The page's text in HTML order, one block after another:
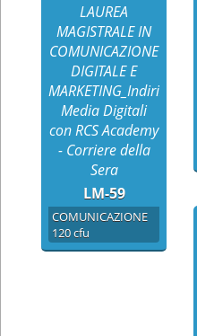
LAUREA
MAGISTRALE IN
COMUNICAZIONE
DIGITALE E
MARKETING_Indirizzo
Media Digitali
con RCS Academy
- Corriere della
Sera
LM-59
COMUNICAZIONE
120 cfu